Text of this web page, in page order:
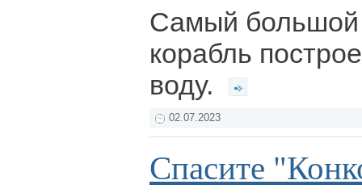
Самый большой
корабль
воду.
02.07.2023
Спасите